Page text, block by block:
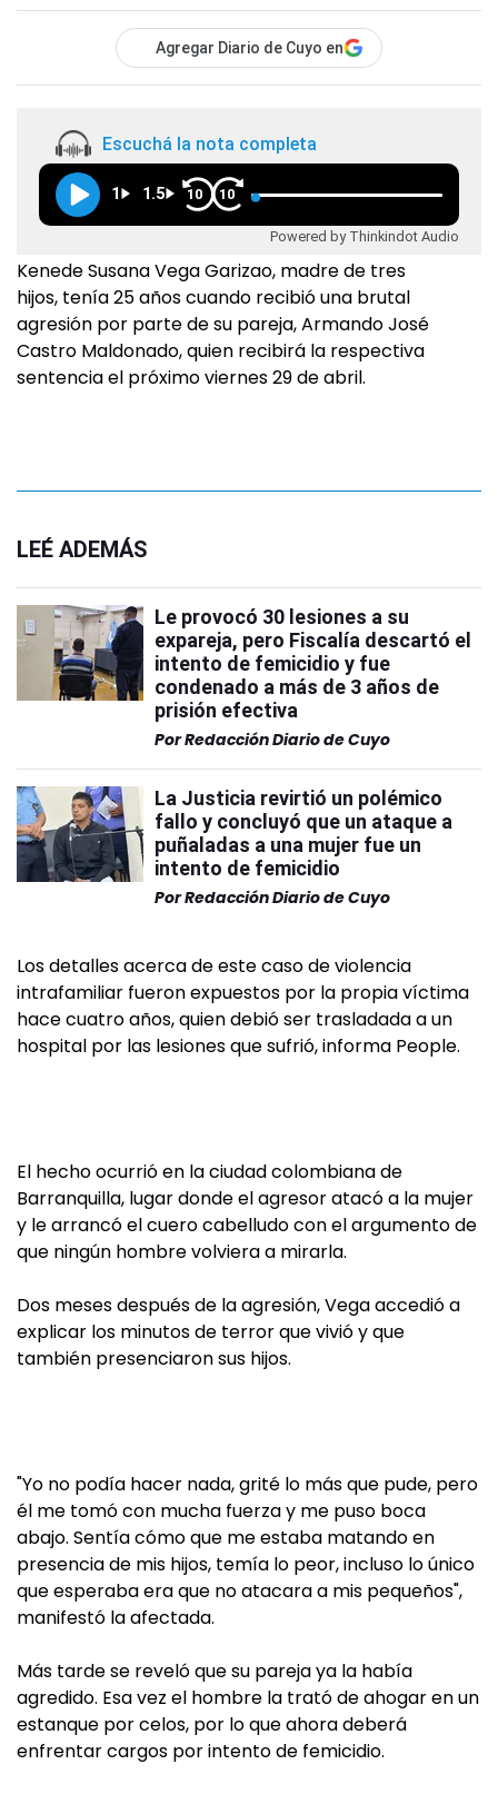
Agregar Diario de Cuyo en
Escuchá la nota completa
1 1.5 10 10
Powered by Thinkindot Audio
Kenede Susana Vega Garizao, madre de tres
hijos, tenía 25 años cuando recibió una brutal
agresión por parte de su pareja, Armando José
Castro Maldonado, quien recibirá la respectiva
sentencia el próximo viernes 29 de abril.
LEÉ ADEMÁS
Le provocó 30 lesiones a su
expareja, pero Fiscalía descartó el
intento de femicidio y fue
condenado a más de 3 años de
prisión efectiva
PorRedacción Diario de Cuyo
La Justicia revirtió un polémico
fallo y concluyó que un ataque a
puñaladas a una mujer fue un
intento de femicidio
PorRedacción Diario de Cuyo
Los detalles acerca de este caso de violencia
intrafamiliar fueron expuestos por la propia víctima
hace cuatro años, quien debió ser trasladada a un
hospital por las lesiones que sufrió, informa People.
El hecho ocurrió en la ciudad colombiana de
Barranquilla, lugar donde el agresor atacó a la mujer
y le arrancó el cuero cabelludo con el argumento de
que ningún hombre volviera a mirarla.
Dos meses después de la agresión, Vega accedió a
explicar los minutos de terror que vivió y que
también presenciaron sus hijos.
"Yo no podía hacer nada, grité lo más que pude, pero
él me tomó con mucha fuerza y me puso boca
abajo. Sentía cómo que me estaba matando en
presencia de mis hijos, temía lo peor, incluso lo único
que esperaba era que no atacara a mis pequeños",
manifestó la afectada.
Más tarde se reveló que su pareja ya la había
agredido. Esa vez el hombre la trató de ahogar en un
estanque por celos, por lo que ahora deberá
enfrentar cargos por intento de femicidio.